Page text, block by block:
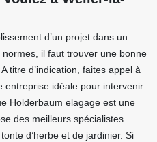
d’un projet dans un
il faut trouver une bonne
titre d’indication, faites appel à
entreprise idéale pour intervenir
Holderbaum elagage est une
des meilleurs spécialistes
d’herbe et de jardinier. Si